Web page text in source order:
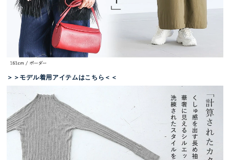
＞＞モデル着用アイテムはこちら＜＜